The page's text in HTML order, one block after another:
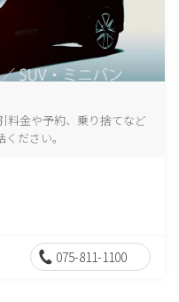
料金や予約、乗り捨てなど
ださい。
075-811-1100